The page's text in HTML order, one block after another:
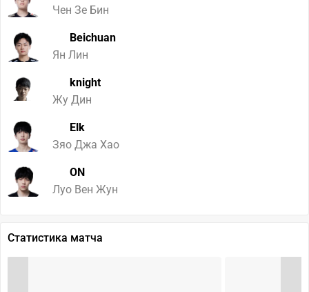
Чен Зе Бин
Beichuan
Ян Лин
knight
Жу Дин
Elk
Зяо Джа Хао
ON
Луо Вен Жун
Статистика матча